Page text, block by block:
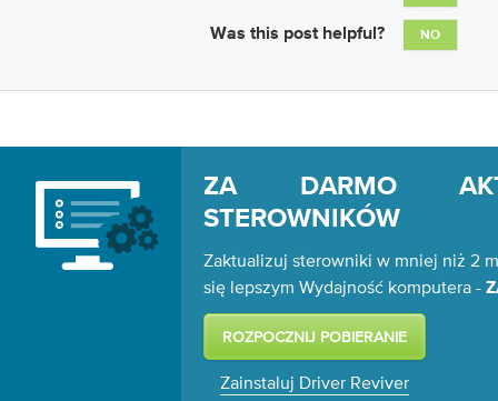
Was this post helpful? NO
ZA DARMO
STEROWNIKÓW
Zaktualizuj sterowniki w mniej niż 2
się lepszym Wydajność komputera -
Zainstaluj Driver Reviver